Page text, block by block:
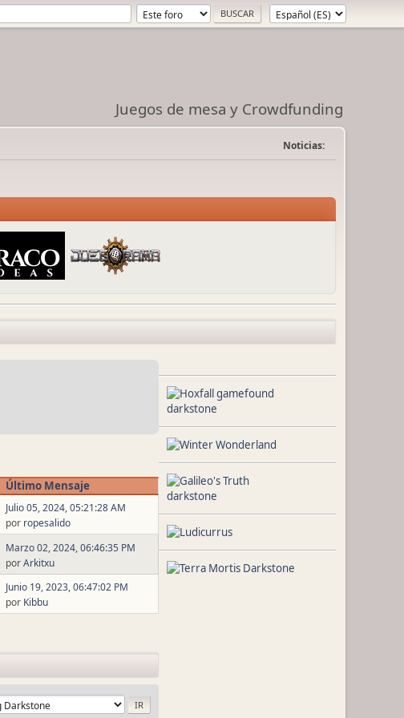
Juegos de mesa y Crowdfunding
Noticias:
Último Mensaje
Julio 05, 2024, 05:21:28 AM
por ropesalido
Marzo 02, 2024, 06:46:35 PM
porArkitxu
Junio 19, 2023, 06:47:02 PM
por Kibbu